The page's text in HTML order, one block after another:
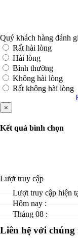
Quý khách hàng đánh
Rất hài lòng
Hài lòng
Bình thường
Không hài lòng
Rất không hài lòng
×
Kết quả bình chọn
Lượt truy cập
Lượt truy cập hiện
Hôm nay :
Tháng 08 :
Liên hệ với chúng